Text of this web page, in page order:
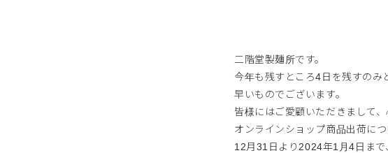
二階堂製麺所です。
今年も残すところ4日を残すのみ
早いものでございます。
皆様にはご愛顧いただきまして、
オンラインショップ商品出荷につ
12月31日より2024年1月4日まで